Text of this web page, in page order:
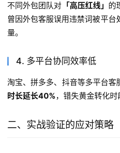
不同外包团队对 「高压红线」 的
曾因外包客服误用违禁词被平
量。
4. 多平台协同效率低
淘宝、拼多多、抖音等多平台客
时长延长40%，错失黄金转化时
二、实战验证的应对策略